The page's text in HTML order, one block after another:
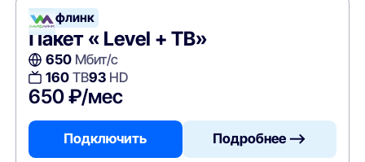
Лайфлинк
Пакет « Level + ТВ»
650Мбит/с
160ТВ93HD
650 ₽/мес
Подключить Подробнее —>